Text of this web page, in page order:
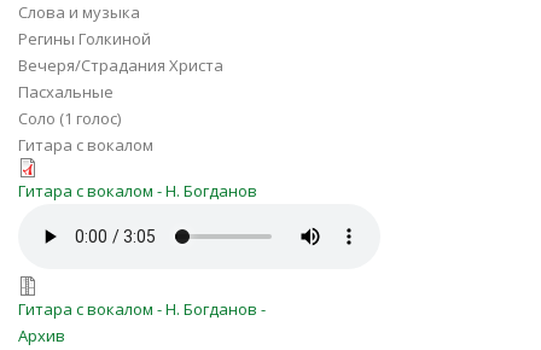
Слова и музыка
Регины Голкиной
Вечеря/Страдания Христа
Пасхальные
Соло (1 голос)
Гитара с вокалом
tishina_v_gefsimanskom_sadu.pdf
Гитара с вокалом - Н. Богданов
tishina_v_gefsimanskom_sadu.mp3
tishina_v_gefsimanskom_sadu.zip
Гитара с вокалом - Н. Богданов -
Архив